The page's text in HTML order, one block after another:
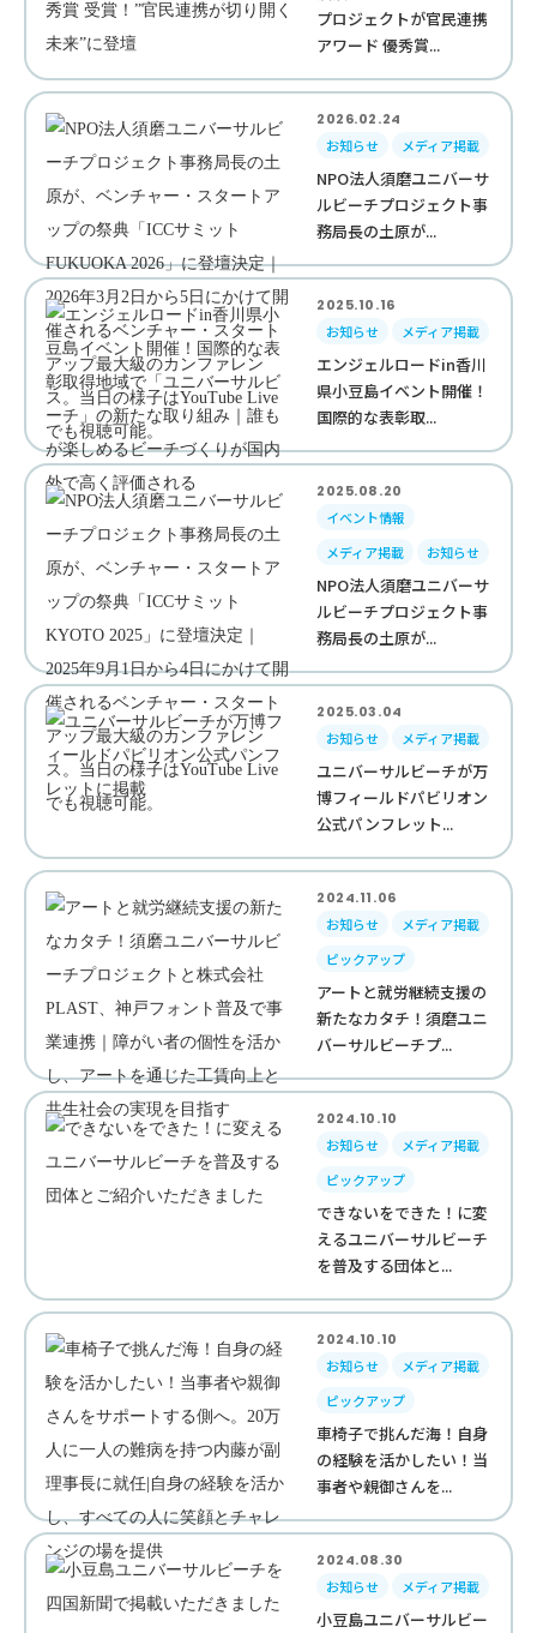
プロジェクトが官民連携
アワード 優秀賞...
2026.02.24
お知らせ
メディア掲載
NPO法人須磨ユニバーサ
ルビーチプロジェクト事
務局長の土原が...
2025.10.16
お知らせ
メディア掲載
エンジェルロードin香川
県小豆島イベント開催！
国際的な表彰取...
2025.08.20
イベント情報
メディア掲載
お知らせ
NPO法人須磨ユニバーサ
ルビーチプロジェクト事
務局長の土原が...
2025.03.04
お知らせ
メディア掲載
ユニバーサルビーチが万
博フィールドパビリオン
公式パンフレット...
2024.11.06
お知らせ
メディア掲載
ピックアップ
アートと就労継続支援の
新たなカタチ！須磨ユニ
バーサルビーチプ...
2024.10.10
お知らせ
メディア掲載
ピックアップ
できないをできた！に変
えるユニバーサルビーチ
を普及する団体と...
2024.10.10
お知らせ
メディア掲載
ピックアップ
車椅子で挑んだ海！自身
の経験を活かしたい！当
事者や親御さんを...
2024.08.30
お知らせ
メディア掲載
小豆島ユニバーサルビー